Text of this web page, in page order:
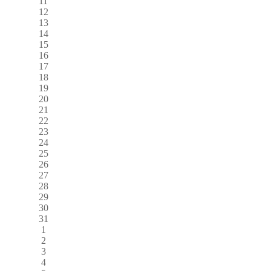
12
13
14
15
16
17
18
19
20
21
22
23
24
25
26
27
28
29
30
31
1
2
3
4